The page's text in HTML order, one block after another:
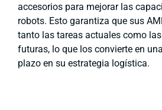
accesorios para mejorar las
robots. Esto garantiza que sus
tanto las tareas actuales como
futuras, lo que los convierte en
plazo en su estrategia logística.